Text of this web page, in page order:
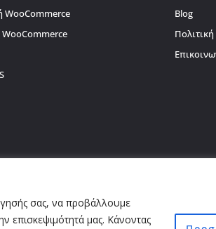
σας, να προβάλλουμε
επισκεψιμότητά μας. Κάνοντας
WooCommerce
WooCommerce
Blog
αναπαραγωγή, ολική, μερική ή περιληπτική ή